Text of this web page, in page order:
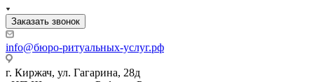
Заказать звонок
info@бюро-ритуальных-услуг.рф
г. Киржач, ул. Гагарина, 28д